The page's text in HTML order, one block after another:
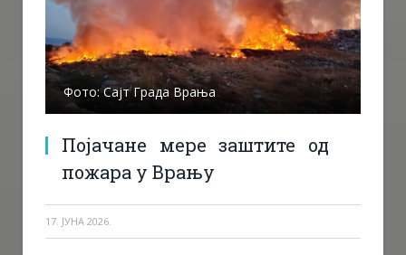
Фото: Сајт Града Врања
Појачане мере заштите од
пожара у Врању
17. ЈУНА 2026.